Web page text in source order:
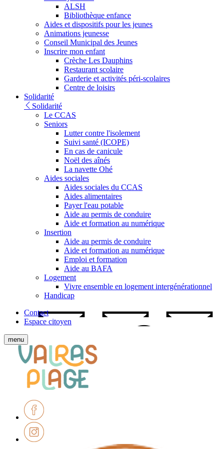
ALSH
Bibliothèque enfance
Aides et dispositifs pour les jeunes
Animations jeunesse
Conseil Municipal des Jeunes
Inscrire mon enfant
Crèche Les Dauphins
Restaurant scolaire
Garderie et activités péri-scolaires
Centre de loisirs
Solidarité
Solidarité
Le CCAS
Seniors
Lutter contre l'isolement
Suivi santé (ICOPE)
En cas de canicule
Noël des aînés
La navette Ohé
Aides sociales
Aides sociales du CCAS
Aides alimentaires
Payer l'eau potable
Aide au permis de conduire
Aide et formation au numérique
Insertion
Aide au permis de conduire
Aide et formation au numérique
Emploi et formation
Aide au BAFA
Logement
Vivre ensemble en logement intergénérationnel
Handicap
Contact
Espace citoyen
Afficher
le
menu
mobile
menu